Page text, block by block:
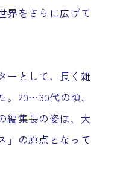
界をさらに広げて
ーとして、長く雑
20〜30代の頃、
編集長の姿は、大
」の原点となって